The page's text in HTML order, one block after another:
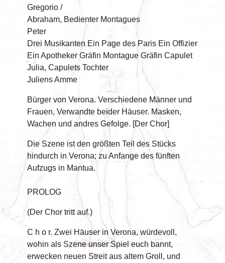
Gregorio /
Abraham, Bedienter Montagues
Peter
Drei Musikanten Ein Page des Paris Ein Offizier
Ein Apotheker Gräfin Montague Gräfin Capulet
Julia, Capulets Tochter
Juliens Amme
Bürger von Verona. Verschiedene Männer und
Frauen, Verwandte beider Häuser. Masken,
Wachen und andres Gefolge. [Der Chor]
Die Szene ist den größten Teil des Stücks
hindurch in Verona; zu Anfange des fünften
Aufzugs in Mantua.
PROLOG
(Der Chor tritt auf.)
C h o r. Zwei Häuser in Verona, würdevoll,
wohin als Szene unser Spiel euch bannt,
erwecken neuen Streit aus altem Groll, und